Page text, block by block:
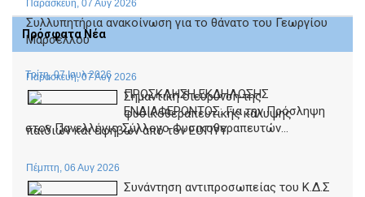
Παρασκευή, 07 Αυγ 2026
Συλλυπητήρια ανακοίνωση για το θάνατο του Γεωργίου
Μαρσέλλου
Παρασκευή, 07 Αυγ 2026
Σημαντική διεύρυνση της
φυσικοθεραπευτικής κάλυψης
παιδιών και εφήβων από τον ΕΟΠΥΥ
Πέμπτη, 06 Αυγ 2026
Συνάντηση αντιπροσωπείας του Κ.Δ.Σ
Πρόσφατα Νέα
Τρίτη, 07 Ιουλ 2026
ΠΡΟΣΚΛΗΣΗ ΕΚΔΗΛΩΣΗΣ
ΕΝΔΙΑΦΕΡΟΝΤΟΣ: Για την Πρόσληψη
στον Πανελλήνιο Σύλλογο Φυσικοθεραπευτών...